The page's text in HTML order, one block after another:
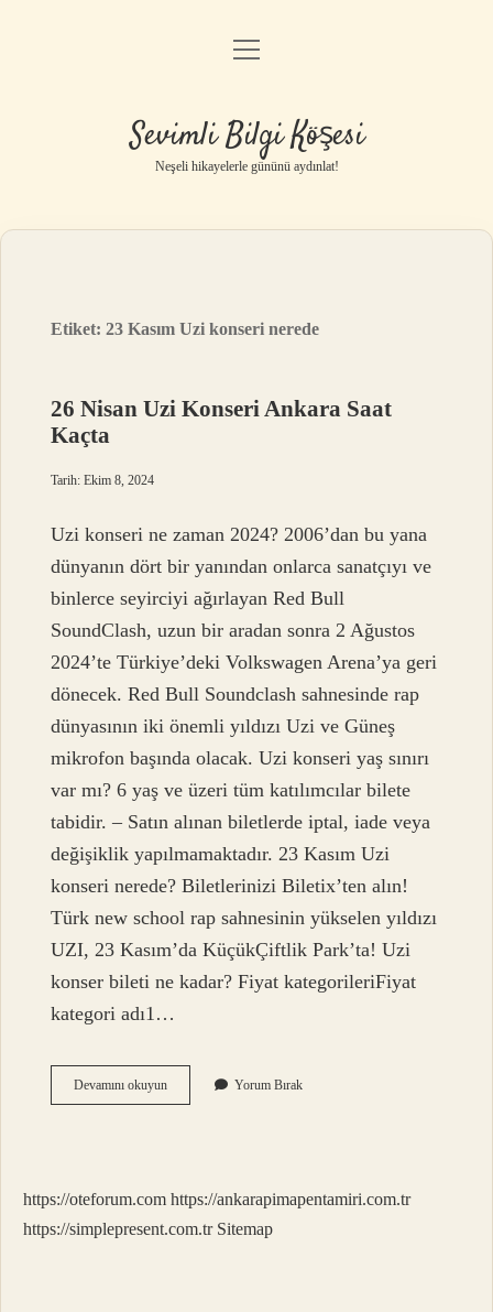
Anasayfa
Yasal Uyarı
menüyü
Sevimli Bilgi Köşesi
Neşeli hikayelerle gününü aydınlat!
Etiket:23 Kasım Uzi konseri nerede
26 Nisan Uzi Konseri Ankara Saat
Kaçta
Tarih: Ekim 8, 2024
Uzi konseri ne zaman 2024? 2006’dan bu yana
dünyanın dört bir yanından onlarca sanatçıyı ve
binlerce seyirciyi ağırlayan Red Bull
SoundClash, uzun bir aradan sonra 2 Ağustos
2024’te Türkiye’deki Volkswagen Arena’ya geri
dönecek. Red Bull Soundclash sahnesinde rap
dünyasının iki önemli yıldızı Uzi ve Güneş
mikrofon başında olacak. Uzi konseri yaş sınırı
var mı? 6 yaş ve üzeri tüm katılımcılar bilete
tabidir. – Satın alınan biletlerde iptal, iade veya
değişiklik yapılmamaktadır. 23 Kasım Uzi
konseri nerede? Biletlerinizi Biletix’ten alın!
Türk new school rap sahnesinin yükselen yıldızı
UZI, 23 Kasım’da KüçükÇiftlik Park’ta! Uzi
konser bileti ne kadar? Fiyat kategorileriFiyat
kategori adı1…
Devamını okuyun26
Nisan
Kaçta
Yorum Bırak
https://oteforum.com https://ankarapimapentamiri.com.tr
https://simplepresent.com.tr Sitemap